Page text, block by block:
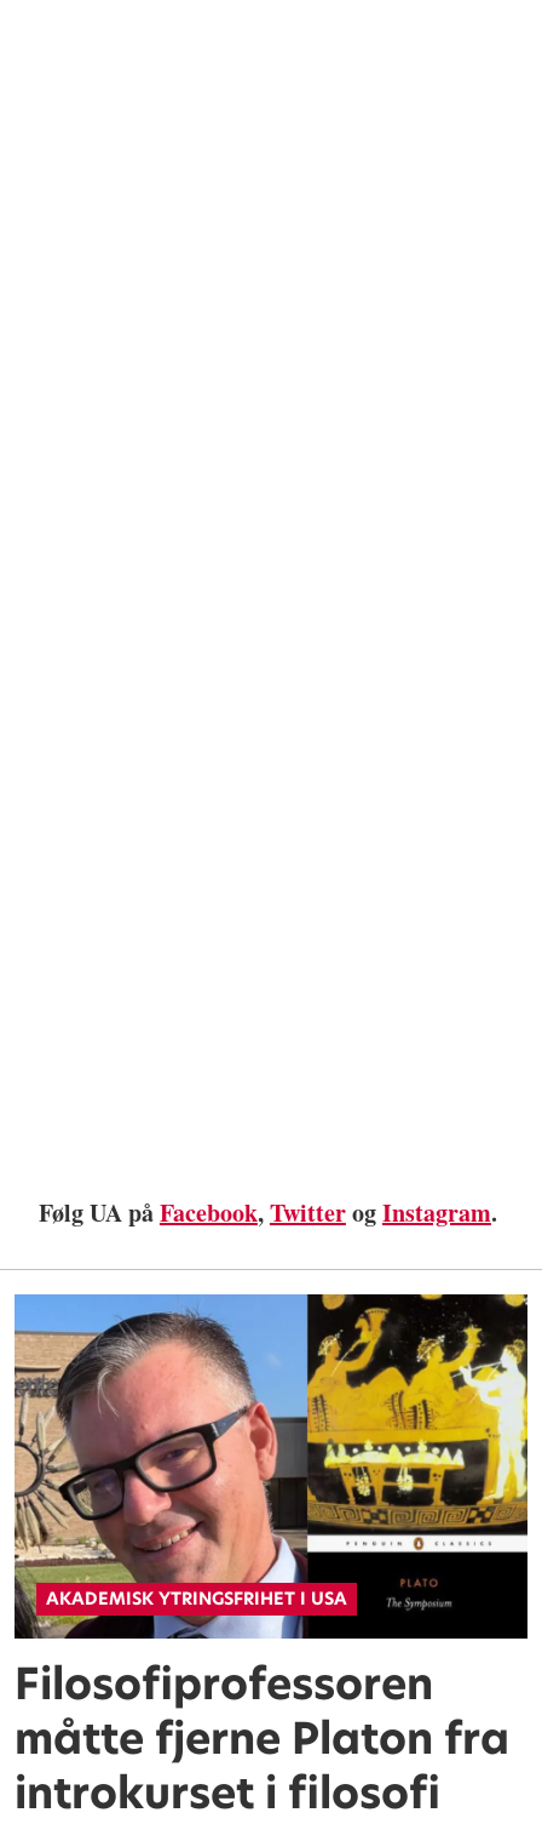
Følg UA påFacebook,TwitterogInstagram.
AKADEMISK YTRINGSFRIHET I USA
Filosofiprofessoren
måtte fjerne Platon fra
introkurset i filosofi